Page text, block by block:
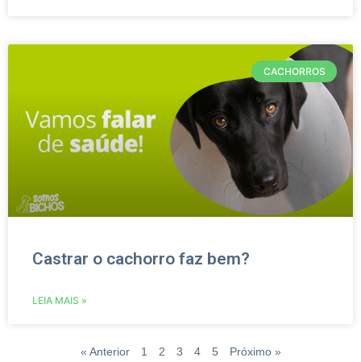
CACHORROS
Castrar o cachorro faz bem?
LEIA MAIS »
« Anterior 1 2 3 4 5 Próximo »